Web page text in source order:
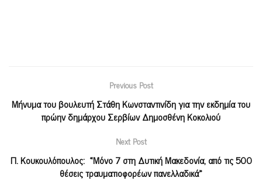
Previous Post
Μήνυμα του βουλευτή Στάθη Κωνσταντινίδη για την εκδημία του
πρώην δημάρχου Σερβίων Δημοσθένη Κοκολιού
Next Post
Π. Κουκουλόπουλος: «Μόνο 7 στη Δυτική Μακεδονία, από τις 500
θέσεις τραυματιοφορέων πανελλαδικά»